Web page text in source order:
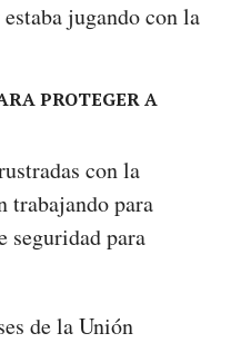
jugando con la
PROTEGER A
con la
trabajando para
seguridad para
de la Unión